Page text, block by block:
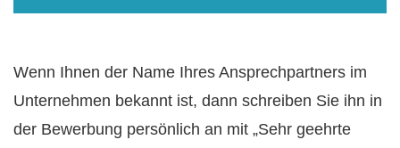
Wenn Ihnen der Name Ihres Ansprechpartners im
Unternehmen bekannt ist, dann schreiben Sie ihn in
der Bewerbung persönlich an mit „Sehr geehrte